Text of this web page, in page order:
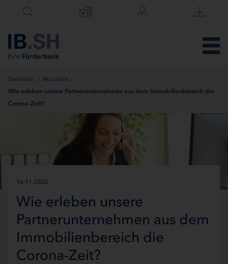
Menü überspringen
Startseite / Aktuelles /
Wie erleben unsere Partnerunternehmen aus dem Immobilienbereich die
Corona-Zeit?
16.11.2020
Wie erleben unsere
Partnerunternehmen aus dem
Immobilienbereich die
Corona-Zeit?